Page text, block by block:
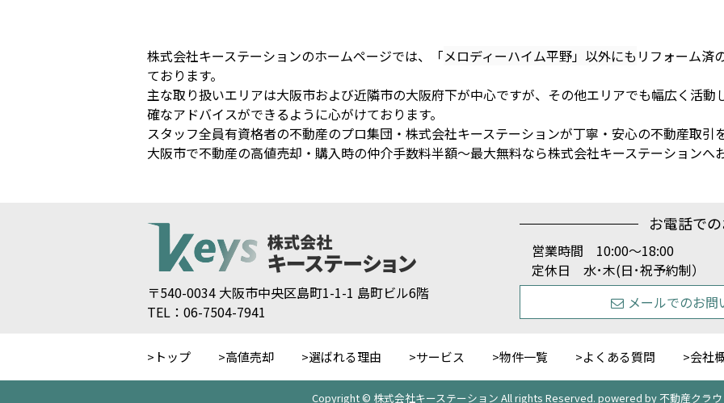
株式会社キーステーションのホームページでは、「メロディーハイム平野」以外にも リフォーム済
ております。
主な取り扱いエリアは大阪市および近隣市の大阪府下が中心ですが、その他エリアでも幅広く活動
確なアドバイスができるように心がけております。
スタッフ全員有資格者の不動産のプロ集団・株式会社キーステーションが丁寧・安心の不動産取引
大阪市で不動産の高値売却・購入時の仲介手数料半額～最大無料なら株式会社キーステーションへ
〒540-0034 大阪市中央区島町1-1-1 島町ビル6階
TEL：06-7504-7941
お電話で
営業時間 10:00～18:00
定休日 水･木(日･祝予約制）
メールでのお問
トップ 高値売却 選ばれる理由 サービス 物件一覧 よくある質問 会社
Copyright © 株式会社キーステーション All rights Reserved. powered by 不動産クラ